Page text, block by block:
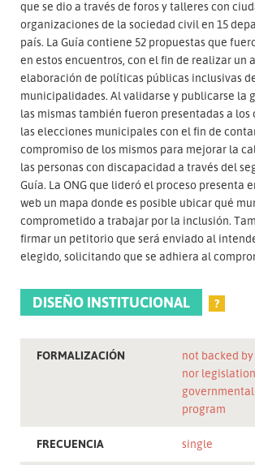
que se dio a través de foros y talleres con
organizaciones de la sociedad civil en 15
país. La Guía contiene 52 propuestas que
en estos encuentros, con el fin de realizar un
elaboración de políticas públicas inclusivas
municipalidades. Al validarse y publicarse la
las mismas también fueron presentadas a los
las elecciones municipales con el fin de
compromiso de los mismos para mejorar la
las personas con discapacidad a través del
Guía. La ONG que lideró el proceso presenta
web un mapa donde es posible ubicar qué
comprometido a trabajar por la inclusión.
firmar un petitorio que será enviado al
elegido, solicitando que se adhiera al
DISEÑO INSTITUCIONAL ?
FORMALIZACIÓN
not backed
nor
program
FRECUENCIA single